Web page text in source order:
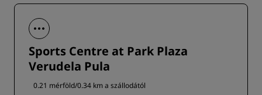
Sports Centre at Park Plaza
Verudela Pula
0.21 mérföld/0.34 km a szállodától